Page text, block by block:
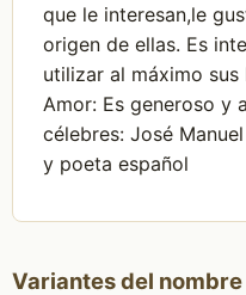
que le interesan,le
origen de ellas. Es
utilizar al máximo sus
Amor: Es generoso y
célebres: José
y poeta español
Variantes del nombre